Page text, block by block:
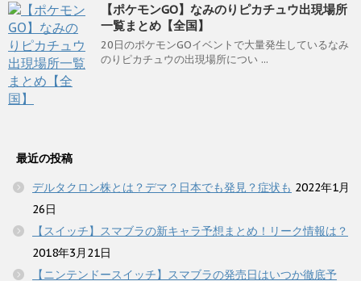
【ポケモンGO】なみのりピカチュウ出現場所
一覧まとめ【全国】
20日のポケモンGOイベントで大量発生しているなみ
のりピカチュウの出現場所につい ...
最近の投稿
デルタクロン株とは？デマ？日本でも発見？症状も 2022年1月
26日
【スイッチ】スマブラの新キャラ予想まとめ！リーク情報は？
2018年3月21日
【ニンテンドースイッチ】スマブラの発売日はいつか徹底予